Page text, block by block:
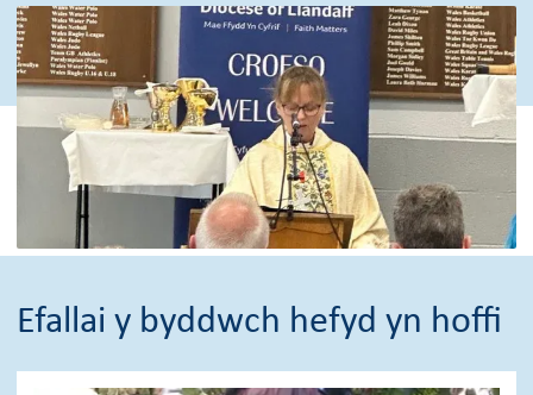
Efallai y byddwch hefyd yn hoffi